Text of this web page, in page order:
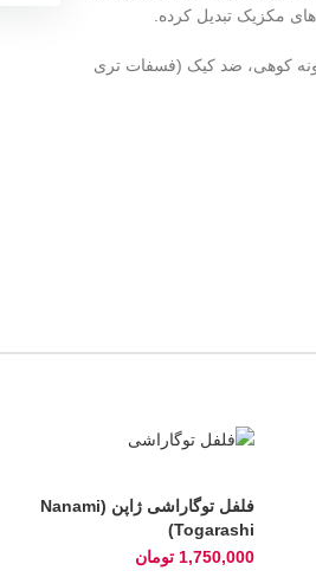
مکزیک تبدیل کرده.
سبز، فلفل کاین (33%)، نمک، پودر پیاز (13%)، مالتودکسترین، نشاسته، پودر سیر (8%)، پونه کوهی، ضد کیک (فسفات تری
فلفل توگاراشی ژاپن (Nanami
Togarashi)
1,750,000 تومان